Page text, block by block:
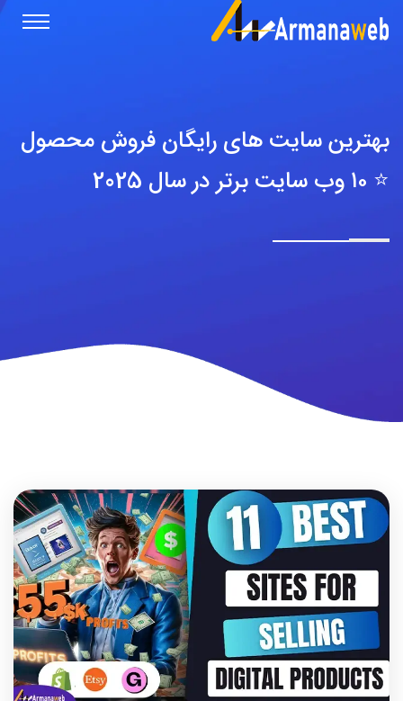
بهترین سایت‌ های رایگان فروش محصول
⭐️ ۱۰ وب سایت برتر در سال 2025